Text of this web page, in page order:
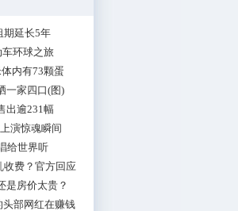
期延长5年
环球之旅
内有73颗蛋
一家四口(图)
出逾231幅
演惊魂瞬间
给世界听
收费？官方回应
是房价太贵？
头部网红在赚钱